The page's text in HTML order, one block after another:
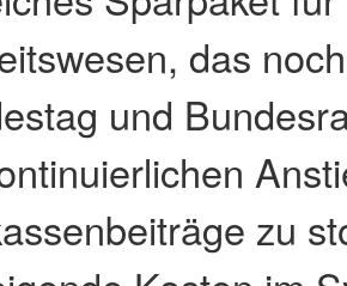
das
und
zu